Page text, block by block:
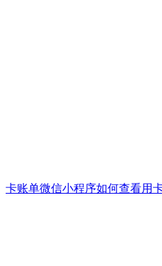
卡账单微信小程序如何查看用